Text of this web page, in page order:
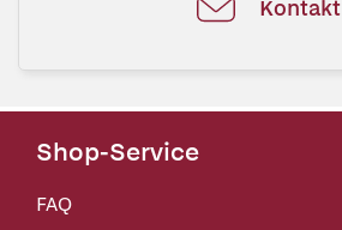
Kontakt
Shop-Service
FAQ